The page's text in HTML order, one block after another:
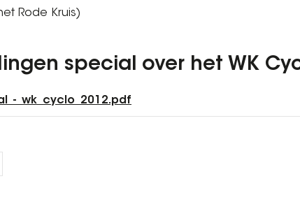
Rode Kruis)
special over het WK
_wk_cyclo_2012.pdf